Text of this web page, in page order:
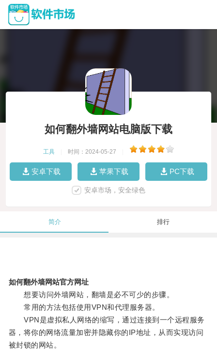
如何翻外墙网站电脑版下载
工具 时间：2024-05-27
安卓下载 苹果下载 PC下载
安卓市场，安全绿色
简介 排行
如何翻外墙网站官方网址
想要访问外墙网站，翻墙是必不可少的步骤。
常用的方法包括使用VPN和代理服务器。
VPN是虚拟私人网络的缩写，通过连接到一个远程服务
器，将你的网络流量加密并隐藏你的IP地址，从而实现访问
被封锁的网站。